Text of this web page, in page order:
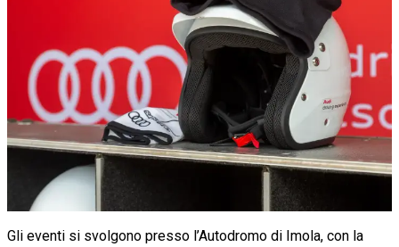
Gli eventi si svolgono presso l’Autodromo di Imola, con la